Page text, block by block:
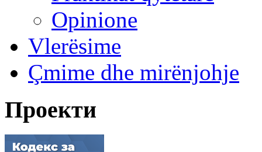
Opinione
Vlerësime
Çmime dhe mirënjohje
Проекти